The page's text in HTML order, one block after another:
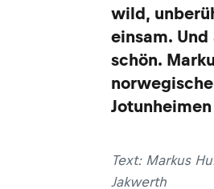
wild,
einsam.
schön.
Text: Markus
Jakwerth